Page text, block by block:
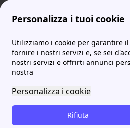
Personalizza i tuoi cookie
Utilizziamo i cookie per garantire
fornire i nostri servizi e, se sei
nostri servizi e offrirti annunci
nostra
Personalizza i cookie
Rifiuta
ProntoBolletta Fornitori